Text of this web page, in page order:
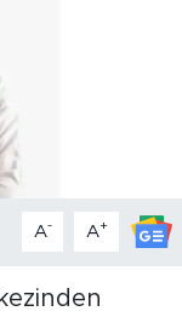
A- A+